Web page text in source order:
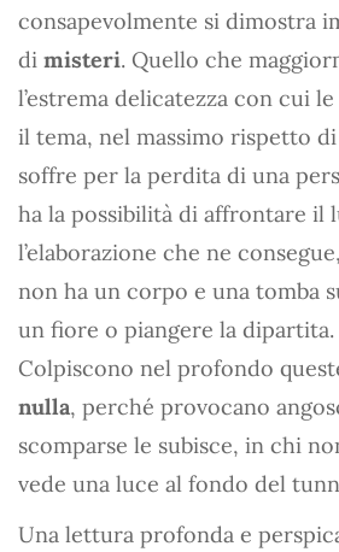
consapevolmente si dimostra
di misteri. Quello che
l’estrema delicatezza con cui
il tema, nel massimo rispetto
soffre per la perdita di una
ha la possibilità di affrontare il
l’elaborazione che ne
non ha un corpo e una tomba
un fiore o piangere la dipartita.
Colpiscono nel profondo
nulla, perché provocano
scomparse le subisce, in chi
vede una luce al fondo del
Una lettura profonda e